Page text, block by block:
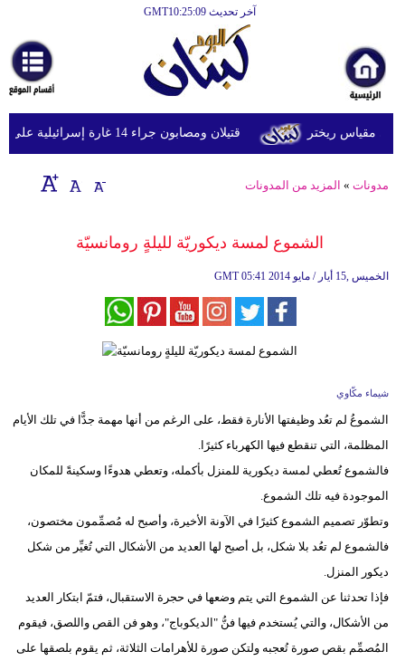
آخر تحديث GMT10:25:09
قتيلان ومصابون جراء 14 غارة إسرائيلية على شرق وجنوب لبنان
مدونات » المزيد من المدونات
الشموع لمسة ديكوريّة لليلةٍ رومانسيّة
GMT 05:41 2014 الخميس ,15 أيار / مايو
شيماء مكّاوي
الشموعُ لم تعُد وظيفتها الأنارة فقط، على الرغم من أنها مهمة جدًّا في تلك الأيام
المظلمة، التي تنقطع فيها الكهرباء كثيرًا.
فالشموع تُعطي لمسة ديكورية للمنزل بأكمله، وتعطي هدوءًا وسكينةً للمكان
الموجودة فيه تلك الشموع.
وتطوّر تصميم الشموع كثيرًا في الآونة الأخيرة، وأصبح له مُصمِّمون مختصون،
فالشموع لم تعُد بلا شكل، بل أصبح لها العديد من الأشكال التي تُغيِّر من شكل
ديكور المنزل.
فإذا تحدثنا عن الشموع التي يتم وضعها في حجرة الاستقبال، فتمّ ابتكار العديد
من الأشكال، والتي يُستخدم فيها فنُّ "الديكوباج"، وهو فن القص واللصق، فيقوم
المُصمِّم بقص صورة تُعجبه ولتكن صورة للأهرامات الثلاثة، ثم يقوم بلصقها على